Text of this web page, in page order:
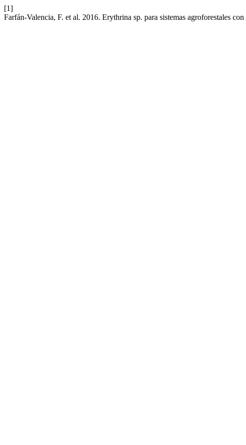
[1]
Farfán-Valencia, F. et al. 2016. Erythrina sp. para sistemas agroforestales con